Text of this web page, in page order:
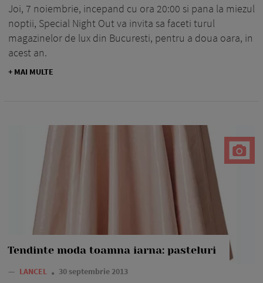
Joi, 7 noiembrie, incepand cu ora 20:00 si pana la miezul
noptii, Special Night Out va invita sa faceti turul
magazinelor de lux din Bucuresti, pentru a doua oara, in
acest an.
+ MAI MULTE
Tendinte moda toamna iarna: pasteluri
— LANCEL 30 septembrie 2013